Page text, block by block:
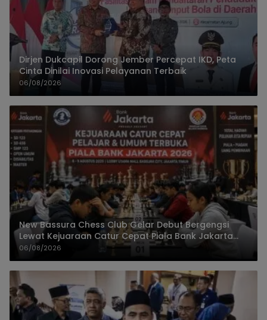
Dirjen Dukcapil Dorong Jember Percepat IKD, Peta
Cinta Dinilai Inovasi Pelayanan Terbaik
06/08/2026
New Bassura Chess Club Gelar Debut Bergengsi
Lewat Kejuaraan Catur Cepat Piala Bank Jakarta
2026
06/08/2026